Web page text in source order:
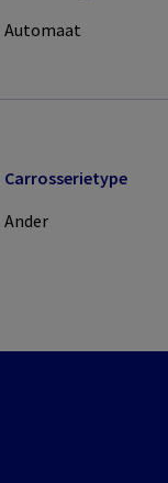
Automaat
Carrosserietype
Ander